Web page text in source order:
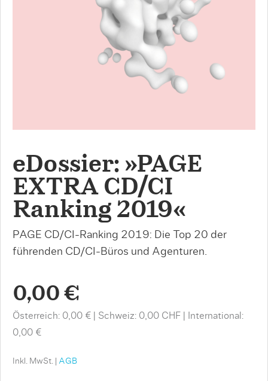
eDossier: »PAGE
EXTRA CD/CI
Ranking 2019«
PAGE CD/CI-Ranking 2019: Die Top 20 der
führenden CD/CI-Büros und Agenturen.
0,00 €
Österreich: 0,00 € Schweiz: 0,00 CHF
International:
0,00 €
Inkl. MwSt. | AGB